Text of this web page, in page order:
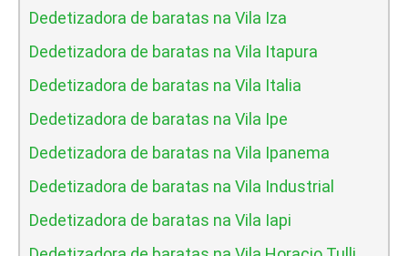
Dedetizadora de baratas na Vila Iza
Dedetizadora de baratas na Vila Itapura
Dedetizadora de baratas na Vila Italia
Dedetizadora de baratas na Vila Ipe
Dedetizadora de baratas na Vila Ipanema
Dedetizadora de baratas na Vila Industrial
Dedetizadora de baratas na Vila Iapi